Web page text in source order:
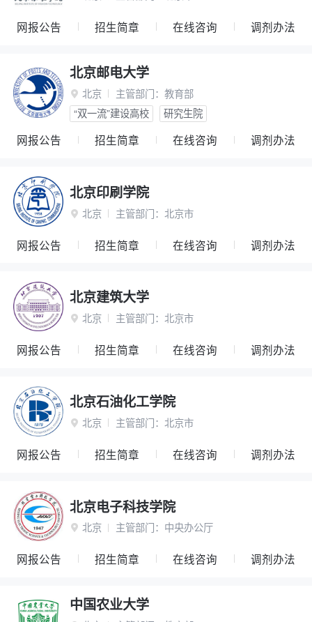
网报公告 招生简章 在线咨询 调剂办法
北京邮电大学
 北京 主管部门： 教育部
“双一流”建设高校
研究生院
网报公告 招生简章 在线咨询 调剂办法
北京印刷学院
 北京 主管部门： 北京市
网报公告 招生简章 在线咨询 调剂办法
北京建筑大学
 北京 主管部门： 北京市
网报公告 招生简章 在线咨询 调剂办法
北京石油化工学院
 北京 主管部门： 北京市
网报公告 招生简章 在线咨询 调剂办法
北京电子科技学院
 北京 主管部门： 中央办公厅
网报公告 招生简章 在线咨询 调剂办法
中国农业大学